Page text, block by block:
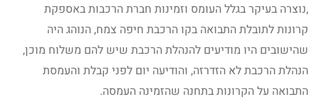
,נוצרה בעיקר בגלל העומס וזמינות חברת הרכבות באספקת
קרונות לתובלת התבואה בקו הרכבת חיפה צמח, הנוהג היה
שהישובים היו מודיעים להנהלת הרכבת שיש להם משלוח מוכן,
הנהלת הרכבת לא הזדרזה, והודיעה יום לפני קבלת והעמסת
התבואה על הקרונות בתחנה שהזמינה העמסה.